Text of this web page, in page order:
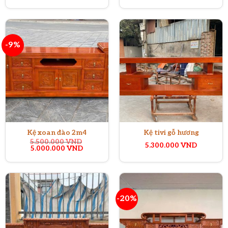
-9%
Kệ xoan đào 2m4
5.500.000VND
Giá
là:
5.000.000VNDGiá
tại
5.000.000 VND.
Kệ tivi gỗ hương
5.300.000VND
-20%